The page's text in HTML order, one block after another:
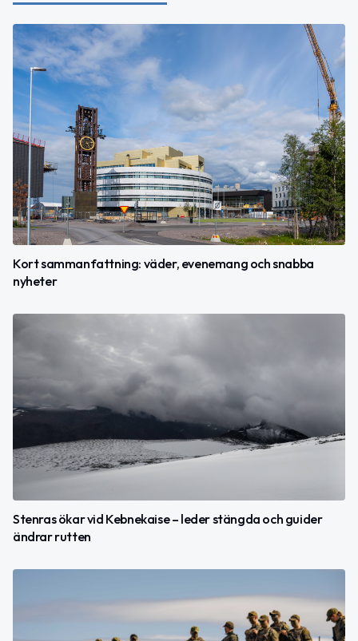
Kort sammanfattning: väder, evenemang och snabba
nyheter
Stenras ökar vid Kebnekaise – leder stängda och guider
ändrar rutten